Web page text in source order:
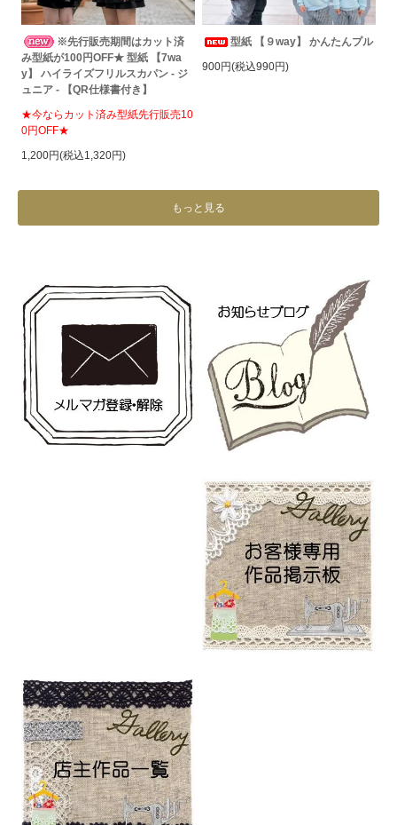
※先行販売期間はカット済
み型紙が100円OFF★ 型紙 【7wa
y】 ハイライズフリルスカパン - ジ
ュニア - 【QR仕様書付き】
★今ならカット済み型紙先行販売10
0円OFF★
1,200円(税込1,320円)
型紙 【９way】 かんたんプル
900円(税込990円)
もっと見る